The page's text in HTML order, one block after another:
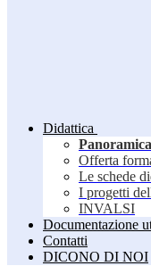
Didattica
Panoramica
Offerta
Le schede
I progetti
INVALSI
Documentazione
Contatti
DICONO DI NOI